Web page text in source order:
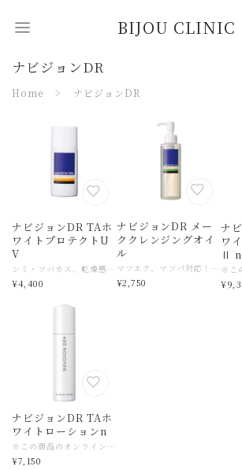
BIJOU CLINIC
ナビジョンDR
Home ナビジョンDR
ナビジョンDR TAホ
ワイトプロテクトU
V
シミ・ソバカス、乾燥感が気になる肌に。2つの美白有効成分と保湿成分を配合した薬用美白サンスクリーン(日やけ止め)です。あらゆる強い紫外線から素肌を守ると同時に、2つの美白有効成分がメラニン色素の生成をおさえ、シミ・ソバカスを防ぎます。 デリケートな時にも使えます。
¥4,400
ナビジョンDR メー
ククレンジングオイ
ル
マツエク、マツパ対応！ 不要なものだけきちんと取り去るメーク落とし。デリケートな肌に負担をかけずに、ファンデーションやマスカラ、日やけ止めなどの汚れをしっかり取り去るメーク落としです。 つっぱり感のない、健やかな肌へ導きます。
¥2,750
ナ
ワ
Ⅱ n
ナビジョンDR TAホ
ワイトローションn
※この商品のオンライン購入はBIJOU CLINICでの診察・オンラインカウンセリングが一度必要です。過去に診察済みのお客様は購入可能です。 ナビジョンDRTAホワイトローションn 150ml ¥7,150(税込) 【お悩み】 美白 くすみ 乾燥 【成分と特徴】 ・トラネキサム酸 (美白有効成分) ・4-メトキシサリチル酸カリウム塩 (美白有効成分) ・グリチルリチン酸ジカリウム (有効成分) ・ヒアルロン酸ナトリウム (保湿成分) 濃密なうるおいを肌にめぐらせながら、同時に美白成分がメラニンの生成を抑え、シミ・そばかすを防ぐ薬用美白化粧水。 2つの美白有効成分(トラネキサム酸、4MSK)を肌の奥まですばやく届け、メラニン色素の生成をおさえ、シミ・ソバカスを防ぐ薬用美白スキンケアシリーズ しっとりとうるおい、美しい透明感とハリ弾力のある潤素肌へと導きます。 〇2つの美白有効成分 トラネキサム酸と4MSK〇 メラニン色素の生成をおさえ、シミ・ソバカスを防ぐ効能効果をもつ医薬部外品有効成分をW配合をしています。 ・トラネキサム酸とは アミノ酸の一種で、美白効果の他に肌あれ防止効果もあります。 ・4MSKとは 4-メトキシサリチル酸カリウム塩の略称で、サリチル酸の誘導体です。 ※この商品のオンライン購入はBIJOU CLINICでの診察・オンラインカウンセリングが一度必要です。過去に診察済みのお客様は購入可能です 【全成分】 ヒドロキシエチルエチレンウレア、DL-アラニン、濃グリセリン、2-O-エチル-L-アスコルビン酸、ヒアルロン酸ナトリウム(2)、オドリコソウエキス、ウコンエキス,精製水、1,3-ブチレングリコール、ポリエチレングリコール1500、ジプロピレングリコール、エタノール、ポリエチレングリコール1000、ポリオキシエチレン(14)ポリオキシプロピレン(7)ジメチルエーテル、ポリオキシエチレンポリオキシプロピレンデシルテトラデシルエーテル、エリスリトール、クエン酸ナトリウム、エデト酸二ナトリウム、クエン酸、ピロ亜硫酸ナトリウム、フェノキシエタノール
¥7,150